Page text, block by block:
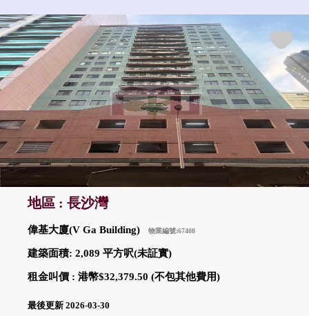
地區 : 長沙灣
偉基大廈(V Ga Building) 物業編號:67408
建築面積: 2,089 平方呎(未証實)
租金叫價 : 港幣$32,379.50 (不包其他費用)
最後更新 2026-03-30